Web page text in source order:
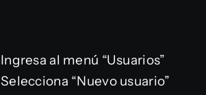
Ingresa al menú “Usuarios”
Selecciona “Nuevo usuario”